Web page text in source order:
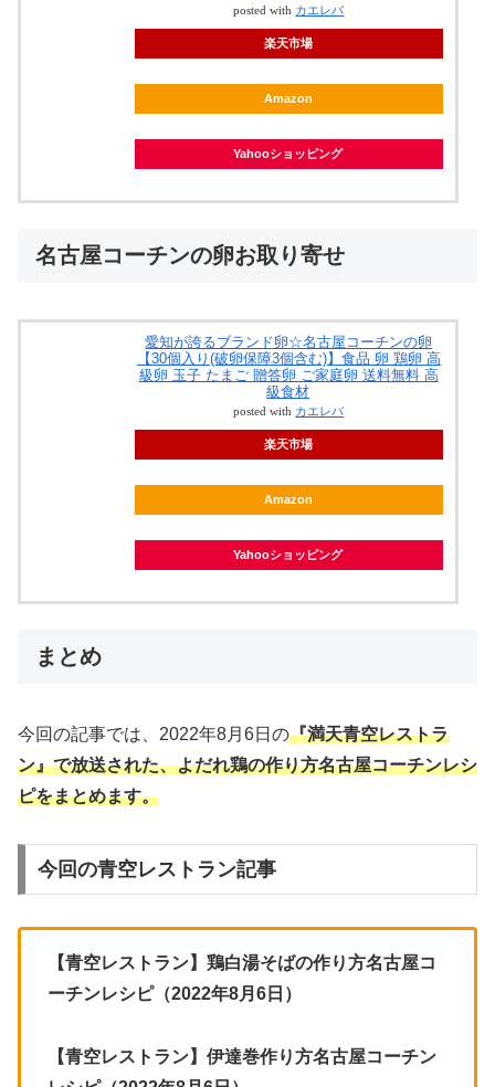
posted with カエレバ
楽天市場
Amazon
Yahooショッピング
名古屋コーチンの卵お取り寄せ
愛知が誇るブランド卵☆名古屋コーチンの卵
【30個入り(破卵保障3個含む)】食品 卵 鶏卵 高
級卵 玉子 たまご 贈答卵 ご家庭卵 送料無料 高
級食材
posted with カエレバ
楽天市場
Amazon
Yahooショッピング
まとめ
今回の記事では、2022年8月6日の『満天青空レストラ
ン』で放送された、よだれ鶏の作り方名古屋コーチンレシ
ピをまとめます。
今回の青空レストラン記事
【青空レストラン】鶏白湯そばの作り方名古屋コ
ーチンレシピ（2022年8月6日）
【青空レストラン】伊達巻作り方名古屋コーチン